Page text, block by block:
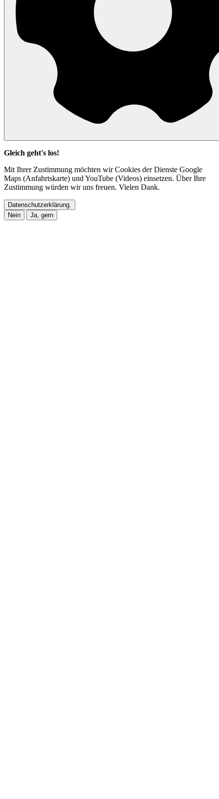
Gleich geht's los!
Mit Ihrer Zustimmung möchten wir Cookies der Dienste Google
Maps (Anfahrtskarte) und YouTube (Videos) einsetzen. Über Ihre
Zustimmung würden wir uns freuen. Vielen Dank.
Datenschutzerklärung.
Nein
Ja, gern